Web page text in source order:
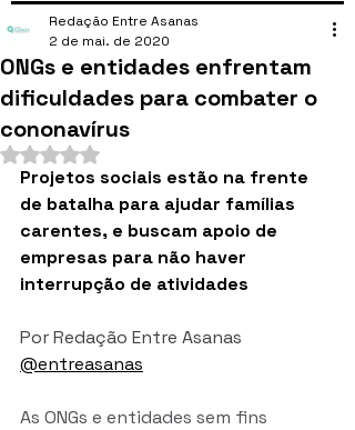
ONGs e entidades enfrentam
dificuldades para combater o
cononavírus
Redação Entre Asanas
2 de mai. de 2020
Avaliado com NaN de 5 estrelas.
Projetos sociais estão na frente
de batalha para ajudar famílias
carentes, e buscam apoio de
empresas para não haver
interrupção de atividades
Por Redação Entre Asanas
@entreasanas
As ONGs e entidades sem fins